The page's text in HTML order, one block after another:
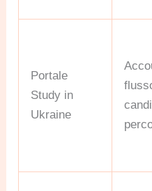
Portale
Study in
Ukraine